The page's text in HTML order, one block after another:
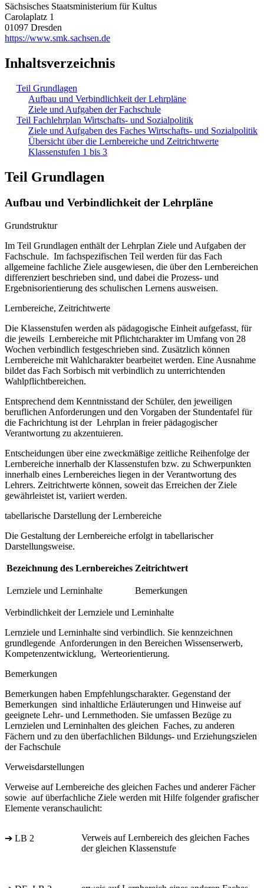
Sächsisches Staatsministerium für Kultus
Carolaplatz 1
01097 Dresden
https://www.smk.sachsen.de
Inhaltsverzeichnis
Teil Grundlagen
Aufbau und Verbindlichkeit der Lehrpläne
Ziele und Aufgaben der Fachschule
Teil Fachlehrplan Wirtschafts- und Sozialpolitik
Ziele und Aufgaben des Faches Wirtschafts- und Sozialpolitik
Übersicht über die Lernbereiche und Zeitrichtwerte
Klassenstufen 1 bis 3
Teil Grundlagen
Aufbau und Verbindlichkeit der Lehrpläne
Grundstruktur
Im Teil Grundlagen enthält der Lehrplan Ziele und Aufgaben der
Fachschule. Im fachspezifischen Teil werden für das Fach
allgemeine fachliche Ziele ausgewiesen, die über den Lernbereichen
differenziert beschrieben sind, und dabei die Prozess- und
Ergebnisorientierung des schulischen Lernens ausweisen.
Lernbereiche, Zeitrichtwerte
Die Klassenstufen werden als pädagogische Einheit aufgefasst, für
die jeweils Lernbereiche mit Pflichtcharakter im Umfang von 28
Wochen verbindlich festgeschrieben sind. Zusätzlich können
Lernbereiche mit Wahlcharakter bearbeitet werden. Eine Ausnahme
bildet das Fach Sorbisch mit verbindlich zu unterrichtenden
Wahlpflichtbereichen.
Entsprechend dem Kenntnisstand der Schüler, den jeweiligen
beruflichen Anforderungen und den Vorgaben der Stundentafel für
die Fachrichtung ist der Lehrplan in freier pädagogischer
Verantwortung zu akzentuieren.
Entscheidungen über eine zweckmäßige zeitliche Reihenfolge der
Lernbereiche innerhalb der Klassenstufen bzw. zu Schwerpunkten
innerhalb eines Lernbereiches liegen in der Verantwortung des
Lehrers. Zeitrichtwerte können, soweit das Erreichen der Ziele
gewährleistet ist, variiert werden.
tabellarische Darstellung der Lernbereiche
Die Gestaltung der Lernbereiche erfolgt in tabellarischer
Darstellungsweise.
Bezeichnung des Lernbereiches Zeitrichtwert
Lernziele und Lerninhalte Bemerkungen
Verbindlichkeit der Lernziele und Lerninhalte
Lernziele und Lerninhalte sind verbindlich. Sie kennzeichnen
grundlegende Anforderungen in den Bereichen Wissenserwerb,
Kompetenzentwicklung, Werteorientierung.
Bemerkungen
Bemerkungen haben Empfehlungscharakter. Gegenstand der
Bemerkungen sind inhaltliche Erläuterungen und Hinweise auf
geeignete Lehr- und Lernmethoden. Sie umfassen Bezüge zu
Lernzielen und Lerninhalten des gleichen Faches, zu anderen
Fächern und zu den überfachlichen Bildungs- und Erziehungszielen
der Fachschule
Verweisdarstellungen
Verweise auf Lernbereiche des gleichen Faches und anderer Fächer
sowie auf überfachliche Ziele werden mit Hilfe folgender grafischer
Elemente veranschaulicht:
➔ LB 2
Verweis auf Lernbereich des gleichen Faches
der gleichen Klassenstufe